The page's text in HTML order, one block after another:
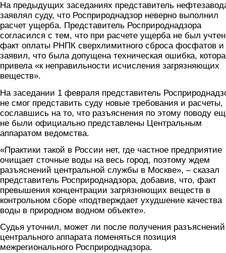
На предыдущих заседаниях представитель
заявлял суду, что Росприроднадзор неверно выполнил
расчет ущерба. Представитель Росприроднадзора
согласился с тем, что при расчете ущерба не был учтен
факт оплаты РНПК сверхлимитного сброса фосфатов и
заявил, что была допущена техническая ошибка,
привела «к неправильности исчисления загрязняющих
веществ».
На заседании 1 февраля представитель
не смог представить суду новые требования и расчеты,
сославшись на то, что разъяснения по этому поводу
не были официально представлены Центральным
аппаратом ведомства.
«Практики такой в России нет, где частное предприятие
очищает сточные воды на весь город, поэтому ждем
разъяснений центральной службы в Москве», – сказал
представитель Росприроднадзора, добавив, что, факт
превышения концентрации загрязняющих веществ в
контрольном сборе «подтверждает ухудшение качества
воды в природном водном объекте».
Судья уточнил, может ли после получения разъяснений
центрального аппарата поменяться позиция
межрегионального Росприроднадзора.